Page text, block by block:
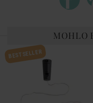
MOHLO
BESTSELLER